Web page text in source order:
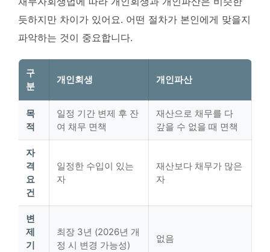
듯하지만 차이가 있어요. 어떤 절차가 본인에게 맞을지
파악하는 것이 중요합니다.
구
분
개인회생 개인파산
목
적
일정 기간 변제 후 잔
여 채무 면책
재산으로 채무를 다
갚을 수 없을 때 면책
자
격
요
건
일정한 수입이 있는
자
재산보다 채무가 많은
자
변
제
기
최장 3년 (2026년 개
정 시 변경 가능성)
없음